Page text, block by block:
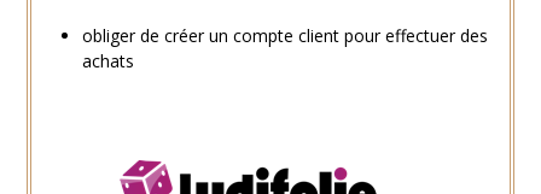
obliger de créer un compte client pour effectuer des
achats